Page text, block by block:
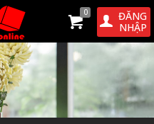
0
ĐĂNG
NHẬP